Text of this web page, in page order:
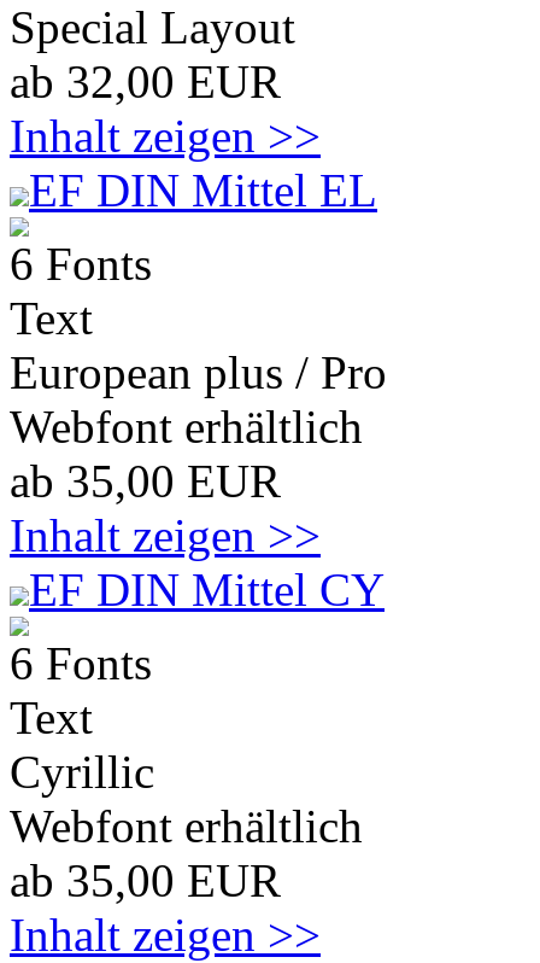
Special Layout
ab 32,00 EUR
Inhalt zeigen >>
EF DIN Mittel EL
6 Fonts
Text
European plus / Pro
Webfont erhältlich
ab 35,00 EUR
Inhalt zeigen >>
EF DIN Mittel CY
6 Fonts
Text
Cyrillic
Webfont erhältlich
ab 35,00 EUR
Inhalt zeigen >>